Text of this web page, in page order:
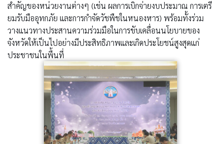
สำคัญของหน่วยงานต่างๆ (เช่น ผลการเบิกจ่ายงบประมาณ การเตรี
ยมรับมืออุทกภัย และการกำจัดวัชพืชในหนองหาร) พร้อมทั้งร่วม
วางแนวทางประสานความร่วมมือในการขับเคลื่อนนโยบายของ
จังหวัดให้เป็นไปอย่างมีประสิทธิภาพและเกิดประโยชน์สูงสุดแก่
ประชาชนในพื้นที่